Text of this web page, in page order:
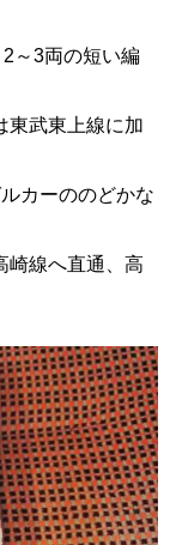
～3両の短い編
東武東上線に加
カーののどかな
崎線へ直通、高